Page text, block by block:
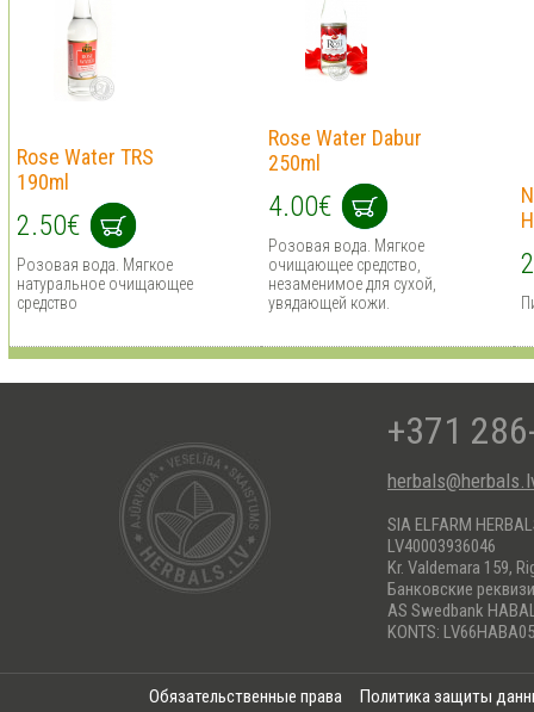
Rose Water TRS
190ml
2.50€
Розовая вода. Мягкое
натуральное очищающее
средство
Rose Water Dabur
250ml
4.00€
Розовая вода. Мягкое
очищающее средство,
незаменимое для сухой,
увядающей кожи.
+371
SIA ELFARM
LV40003936046
Kr. Valdemara 159,
Банковские
AS Swedbank
KONTS:
Обязательственные права
Политика защиты